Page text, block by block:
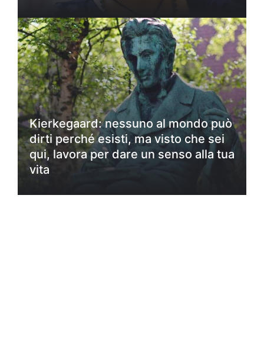
Kierkegaard: nessuno al mondo può
dirti perché esisti, ma visto che sei
qui, lavora per dare un senso alla tua
vita